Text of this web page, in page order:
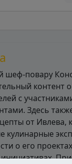
шеф-повару
контент
с
Здесь
от Ивлева,
кулинарные
о его